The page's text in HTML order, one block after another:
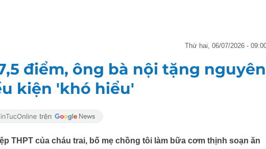
thứ hai, 06/07/2026 -
điểm, ông bà nội tặng nguyên
kiện 'khó hiểu'
THPT của cháu trai, bố mẹ chồng tôi làm bữa cơm thịnh soạn ăn